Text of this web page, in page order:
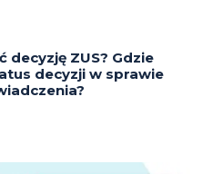
decyzję ZUS? Gdzie
decyzji w sprawie